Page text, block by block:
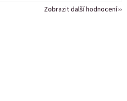
Zobrazit další hodnocení